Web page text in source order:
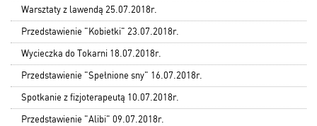
Warsztaty z lawendą 25.07.2018r.
Przedstawienie "Kobietki" 23.07.2018r.
Wycieczka do Tokarni 18.07.2018r.
Przedstawienie "Spełnione sny" 16.07.2018r.
Spotkanie z fizjoterapeutą 10.07.2018r.
Przedstawienie "Alibi" 09.07.2018r.